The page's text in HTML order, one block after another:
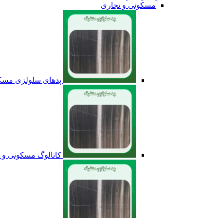
مسکونی و تجاری
پدهای سلولزی
کاتالوگ مسکونی و